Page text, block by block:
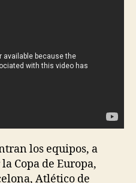
los equipos, a
Copa de Europa,
Atlético de